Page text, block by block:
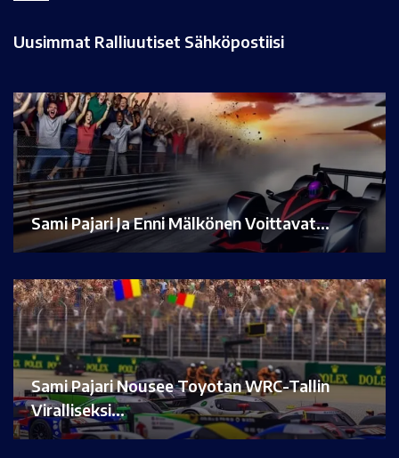
Uusimmat Ralliuutiset Sähköpostiisi
Sami Pajari Ja Enni Mälkönen Voittavat…
Sami Pajari Nousee Toyotan WRC-Tallin
Viralliseksi…